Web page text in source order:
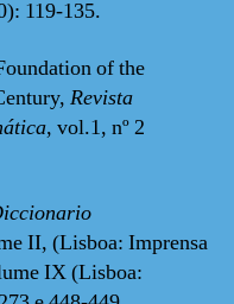
119-135.
of the
Revista
, vol.1, nº 2
II, (Lisboa: Imprensa
IX (Lisboa: